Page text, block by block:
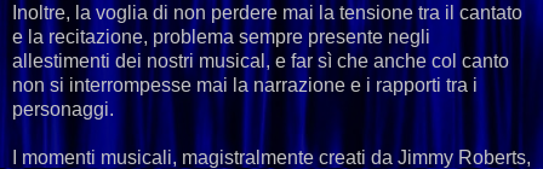
Inoltre, la voglia di non perdere mai la tensione tra il cantato
e la recitazione, problema sempre presente negli
allestimenti dei nostri musical, e far sì che anche col canto
non si interrompesse mai la narrazione e i rapporti tra i
personaggi.
I momenti musicali, magistralmente creati da Jimmy Roberts,